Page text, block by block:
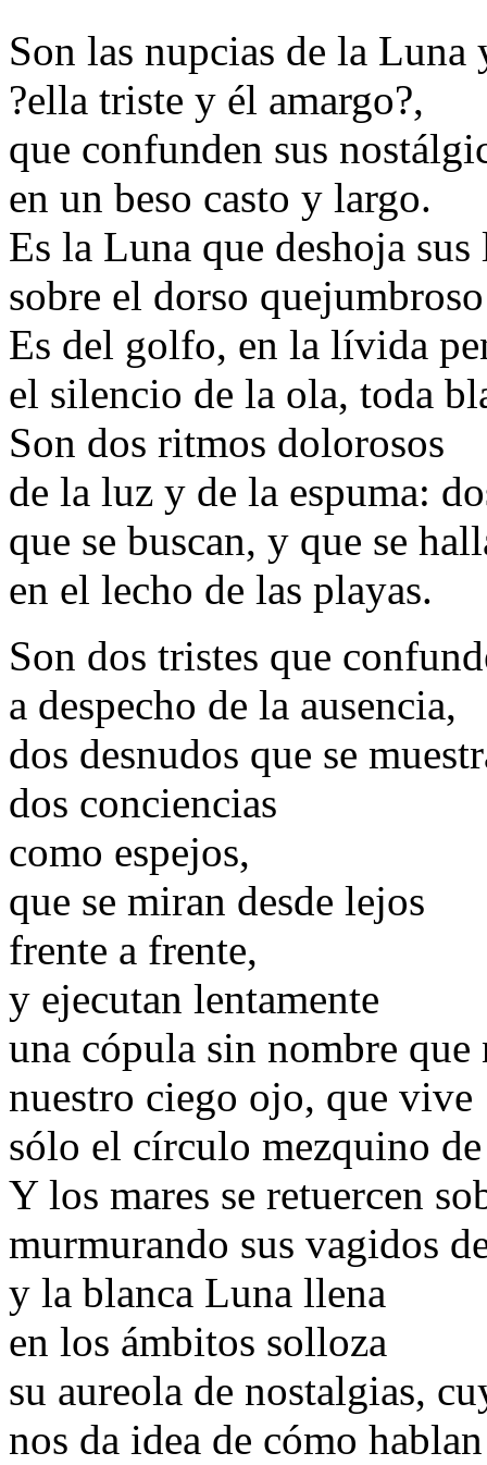
Son las nupcias de la Luna
?ella triste y él amargo?,
que confunden sus
en un beso casto y largo.
Es la Luna que deshoja
sobre el dorso
Es del golfo, en la lívida
el silencio de la ola, toda
Son dos ritmos dolorosos
de la luz y de la espuma:
que se buscan, y que se
en el lecho de las playas.
Son dos tristes que
a despecho de la ausencia,
dos desnudos que se
dos conciencias
como espejos,
que se miran desde lejos
frente a frente,
y ejecutan lentamente
una cópula sin nombre
nuestro ciego ojo, que vive
sólo el círculo mezquino
Y los mares se retuercen
murmurando sus vagidos
y la blanca Luna llena
en los ámbitos solloza
su aureola de nostalgias,
nos da idea de cómo